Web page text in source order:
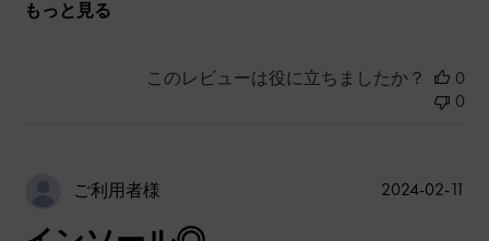
もっと見る
このレビューは役に立ちましたか？
0
0
ご利用者様 2024-02-11